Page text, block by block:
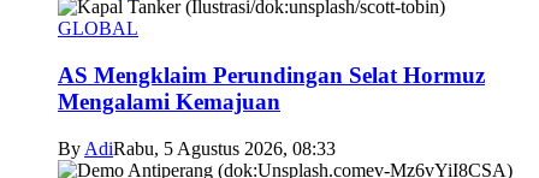
GLOBAL
AS Mengklaim Perundingan Selat Hormuz
Mengalami Kemajuan
By AdiRabu, 5 Agustus 2026, 08:33